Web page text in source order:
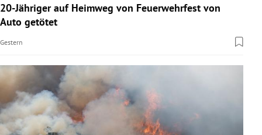
20-Jähriger auf Heimweg von Feuerwehrfest von
Auto getötet
Gestern